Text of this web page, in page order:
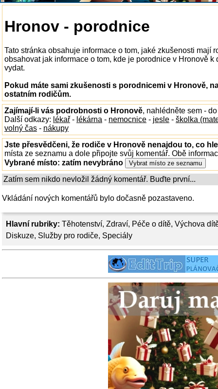
Hlavní rubriky: Těhotenství, Zdraví, Péče o dítě, Výchova
Diskuze, Služby pro rodiče, Speciály
Hronov - porodnice
Tato stránka obsahuje informace o tom, jaké zkušenosti mají
obsahovat jak informace o tom, kde je porodnice v Hronově
vydat.
Pokud máte sami zkušenosti s porodnicemi v Hronově,
ostatním rodičům.
Zajímají-li vás podrobnosti o Hronově, nahlédněte sem -
Další odkazy: lékař - lékárna - nemocnice - jesle - školka
volný čas - nákupy
Jste přesvědčeni, že rodiče v Hronově nenajdou to, co
místa ze seznamu a dole připojte svůj komentář. Obě
Vybrané místo: zatím nevybráno
Zatím sem nikdo nevložil žádný komentář. Buďte první...
Vkládání nových komentářů bylo dočasně pozastaveno.